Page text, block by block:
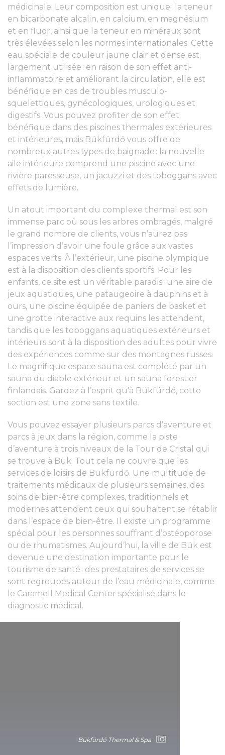
médicinale. Leur composition est unique : la teneur
en bicarbonate alcalin, en calcium, en magnésium
et en fluor, ainsi que la teneur en minéraux sont
très élevées selon les normes internationales. Cette
eau spéciale de couleur jaune clair et dense est
largement utilisée : en raison de son effet anti-
inflammatoire et améliorant la circulation, elle est
bénéfique en cas de troubles musculo-
squelettiques, gynécologiques, urologiques et
digestifs. Vous pouvez profiter de son effet
bénéfique dans des piscines thermales extérieures
et intérieures, mais Bükfürdő vous offre de
nombreux autres types de baignade : la nouvelle
aile intérieure comprend une piscine avec une
rivière paresseuse, un jacuzzi et des toboggans avec
effets de lumière.
Un atout important du complexe thermal est son
immense parc où sous les arbres ombragés, malgré
le grand nombre de clients, vous n’aurez pas
l’impression d’avoir une foule grâce aux vastes
espaces verts. À l’extérieur, une piscine olympique
est à la disposition des clients sportifs. Pour les
enfants, ce site est un véritable paradis : une aire de
jeux aquatiques, une pataugeoire à dauphins et à
ours, une piscine équipée de paniers de basket et
une grotte interactive aux requins les attendent,
tandis que les toboggans aquatiques extérieurs et
intérieurs sont à la disposition des adultes pour vivre
des expériences comme sur des montagnes russes.
Le magnifique espace sauna est complété par un
sauna du diable extérieur et un sauna forestier
finlandais. Gardez à l’esprit qu’à Bükfürdő, cette
section est une zone sans textile.
Vous pouvez essayer plusieurs parcs d’aventure et
parcs à jeux dans la région, comme la piste
d’aventure à trois niveaux de la Tour de Cristal qui
se trouve à Bük. Tout cela ne couvre que les
services de loisirs de Bükfürdő. Une multitude de
traitements médicaux de plusieurs semaines, des
soins de bien-être complexes, traditionnels et
modernes attendent ceux qui souhaitent se rétablir
dans l’espace de bien-être. Il existe un programme
spécial pour les personnes souffrant d’ostéoporose
ou de rhumatismes. Aujourd’hui, la ville de Bük est
devenue une destination importante pour le
tourisme de santé : des prestataires de services se
sont regroupés autour de l’eau médicinale, comme
le Caramell Medical Center spécialisé dans le
diagnostic médical.
Bükfürdő Thermal & Spa